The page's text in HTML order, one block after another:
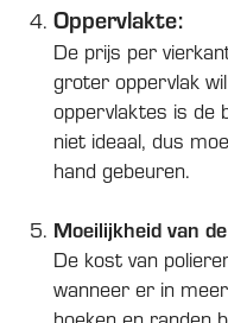
Oppervlakte:
De prijs per
groter oppervlak
oppervlaktes is de
niet ideaal, dus
hand gebeuren.
Moeilijkheid van
De kost van
wanneer er in
hoeken en randen